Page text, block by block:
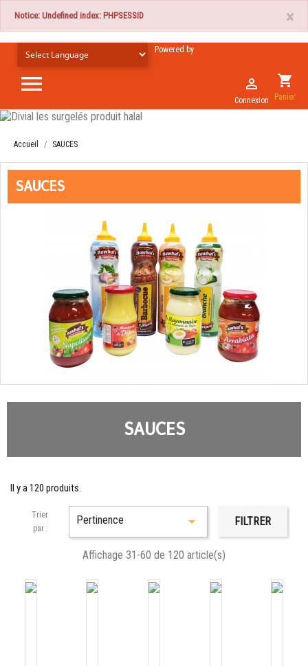
×
Notice: Undefined index: PHPSESSID
Powered by
 shopping_cart
Panier

Connexion
Accueil SAUCES
SAUCES
SAUCES
Il y a 120 produits.
Trier
par :
Pertinence  FILTRER
Affichage 31-60 de 120 article(s)